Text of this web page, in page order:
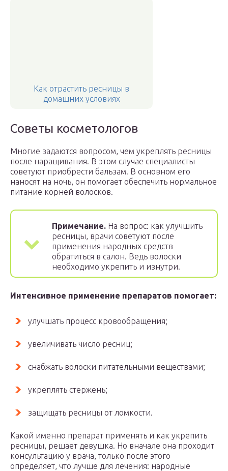
Как отрастить ресницы в
домашних условиях
Советы косметологов
Многие задаются вопросом, чем укреплять ресницы
после наращивания. В этом случае специалисты
советуют приобрести бальзам. В основном его
наносят на ночь, он помогает обеспечить нормальное
питание корней волосков.
Примечание. На вопрос: как улучшить
ресницы, врачи советуют после
применения народных средств
обратиться в салон. Ведь волоски
необходимо укрепить и изнутри.
Интенсивное применение препаратов помогает:
улучшать процесс кровообращения;
увеличивать число ресниц;
снабжать волоски питательными веществами;
укреплять стержень;
защищать ресницы от ломкости.
Какой именно препарат применять и как укрепить
ресницы, решает девушка. Но вначале она проходит
консультацию у врача, только после этого
определяет, что лучше для лечения: народные